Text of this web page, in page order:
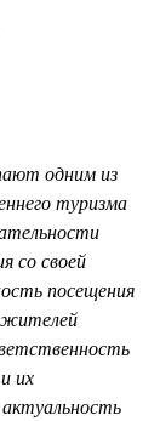
одним из
туризма
со своей
посещения
жителей
их